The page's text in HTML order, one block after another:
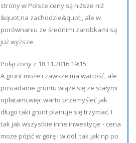
strony w Polsce ceny są niższe niż
&quot;na zachodzie&quot;, ale w
porównaniu ze średnimi zarobkami są
już wyższe.
Połączony z 18.11.2016 19:15:
A grunt może i zawsze ma wartość, ale
posiadanie gruntu wiąże się ze stałymi
opłatami,więc warto przemyśleć jak
długo taki grunt planuje się trzymać. I
tak jak wszystkie inne inwestycje - cena
może pójść w górę i w dół, tak jak np po